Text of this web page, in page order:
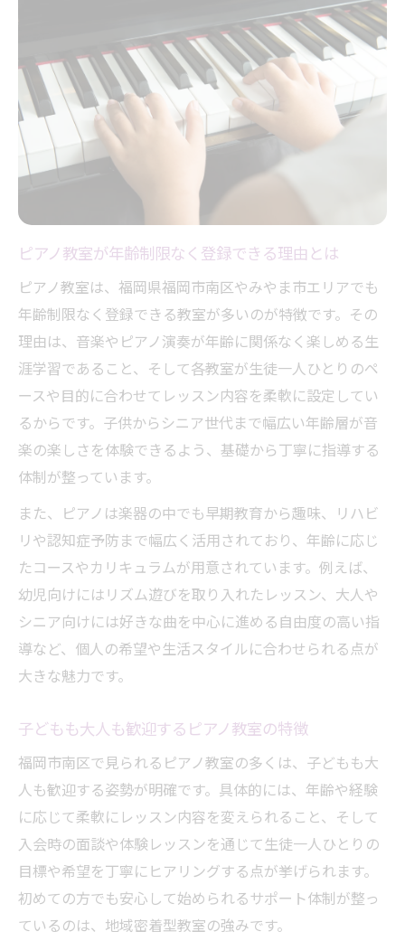
ピアノ教室が年齢制限なく登録できる理由とは
ピアノ教室は、福岡県福岡市南区やみやま市エリアでも
年齢制限なく登録できる教室が多いのが特徴です。その
理由は、音楽やピアノ演奏が年齢に関係なく楽しめる生
涯学習であること、そして各教室が生徒一人ひとりのペ
ースや目的に合わせてレッスン内容を柔軟に設定してい
るからです。子供からシニア世代まで幅広い年齢層が音
楽の楽しさを体験できるよう、基礎から丁寧に指導する
体制が整っています。
また、ピアノは楽器の中でも早期教育から趣味、リハビ
リや認知症予防まで幅広く活用されており、年齢に応じ
たコースやカリキュラムが用意されています。例えば、
幼児向けにはリズム遊びを取り入れたレッスン、大人や
シニア向けには好きな曲を中心に進める自由度の高い指
導など、個人の希望や生活スタイルに合わせられる点が
大きな魅力です。
子どもも大人も歓迎するピアノ教室の特徴
福岡市南区で見られるピアノ教室の多くは、子どもも大
人も歓迎する姿勢が明確です。具体的には、年齢や経験
に応じて柔軟にレッスン内容を変えられること、そして
入会時の面談や体験レッスンを通じて生徒一人ひとりの
目標や希望を丁寧にヒアリングする点が挙げられます。
初めての方でも安心して始められるサポート体制が整っ
ているのは、地域密着型教室の強みです。